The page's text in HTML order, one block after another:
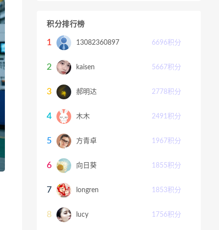
积分排行榜
1 13082360897 6696积分
2 kaisen 5667积分
3 郝明达 2778积分
4 木木 2491积分
5 方青卓 1967积分
6 向日葵 1855积分
7 longren 1853积分
8 lucy 1756积分